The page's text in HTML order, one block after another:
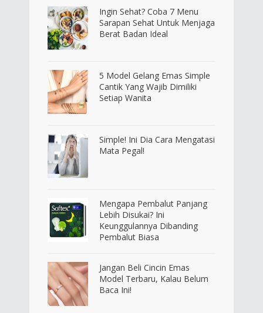
Ingin Sehat? Coba 7 Menu
Sarapan Sehat Untuk Menjaga
Berat Badan Ideal
5 Model Gelang Emas Simple
Cantik Yang Wajib Dimiliki
Setiap Wanita
Simple! Ini Dia Cara Mengatasi
Mata Pegal!
Mengapa Pembalut Panjang
Lebih Disukai? Ini
Keunggulannya Dibanding
Pembalut Biasa
Jangan Beli Cincin Emas
Model Terbaru, Kalau Belum
Baca Ini!